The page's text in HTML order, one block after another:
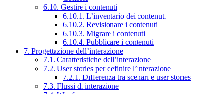
6.10. Gestire i contenuti
6.10.1. L’inventario dei contenuti
6.10.2. Revisionare i contenuti
6.10.3. Migrare i contenuti
6.10.4. Pubblicare i contenuti
7. Progettazione dell’interazione
7.1. Caratteristiche dell’interazione
7.2. User stories per definire l’interazione
7.2.1. Differenza tra scenari e user stories
7.3. Flussi di interazione